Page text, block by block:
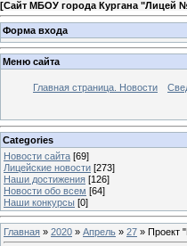
[Сайт МБОУ города Кургана "Лицей
Форма входа
Меню сайта
Главная страница. Новости
Categories
Новости сайта [69]
Лицейские новости [273]
Наши достижения [126]
Новости обо всем [64]
Наши конкурсы [0]
Главная » 2020 » Апрель » 27 » Проект